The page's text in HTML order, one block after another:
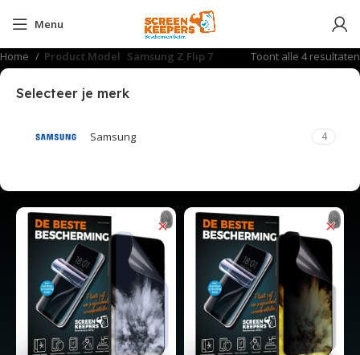
Menu
Home Product Model Samsung Z Flip 7 Toont alle 4 resultaten
Selecteer je merk
Samsung 4